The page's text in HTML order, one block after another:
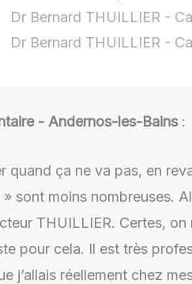
Dr Bernard THUILLIER -
Dr Bernard THUILLIER -
- Andernos-les-Bains:
quand ça ne va pas, en
sont moins nombreuses.
THUILLIER. Certes,
pour cela. Il est très
j’allais réellement chez